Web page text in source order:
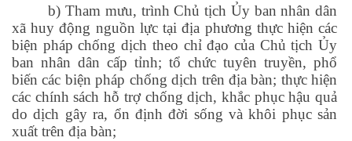
b) Tham mưu, trình Chủ tịch Ủy ban nhân dân
xã huy động nguồn lực tại địa phương thực hiện các
biện pháp chống dịch theo chỉ đạo của Chủ tịch Ủy
ban nhân dân cấp tỉnh; tổ chức tuyên truyền, phổ
biến các biện pháp chống dịch trên địa bàn; thực hiện
các chính sách hỗ trợ chống dịch, khắc phục hậu quả
do dịch gây ra, ổn định đời sống và khôi phục sản
xuất trên địa bàn;